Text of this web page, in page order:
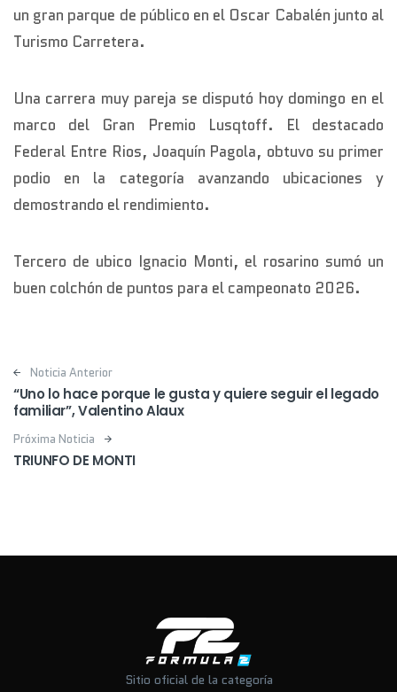
un gran parque de público en el Oscar Cabalén junto al
Turismo Carretera.
Una carrera muy pareja se disputó hoy domingo en el
marco del Gran Premio Lusqtoff. El destacado
Federal Entre Rios, Joaquín Pagola, obtuvo su primer
podio en la categoría avanzando ubicaciones y
demostrando el rendimiento.
Tercero de ubico Ignacio Monti, el rosarino sumó un
buen colchón de puntos para el campeonato 2026.
Post navigation
Noticia Anterior
“Uno lo hace porque le gusta y quiere seguir el legado
familiar”, Valentino Alaux
Próxima Noticia
TRIUNFO DE MONTI
Sitio oficial de la categoría